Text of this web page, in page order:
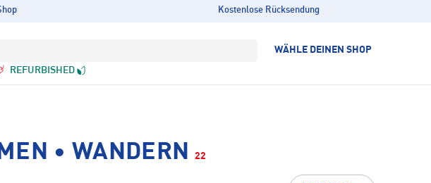
Kostenlose Rücksendung
WÄHLE DEINEN SHOP
REFURBISHED
• WANDERN 22